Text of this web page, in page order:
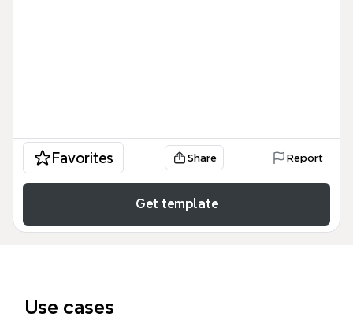
Favorites Share Report
Get template
Use cases